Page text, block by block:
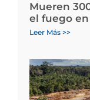
Mueren
el fuego en
Leer Más >>